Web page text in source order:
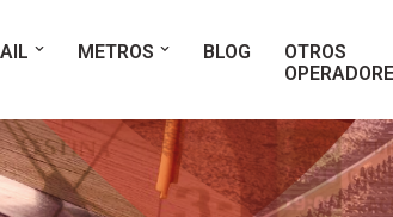
METROS BLOG
OTROS